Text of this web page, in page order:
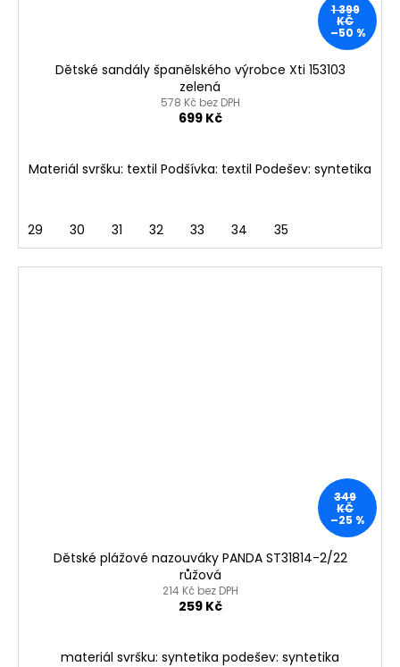
1 399
KČ
–50 %
Dětské sandály španělského výrobce Xti 153103
zelená
578 Kč bez DPH
699 Kč
Materiál svršku: textil Podšívka: textil Podešev: syntetika
29 30 31 32 33 34 35
349
KČ
–25 %
Dětské plážové nazouváky PANDA ST31814-2/22
růžová
214 Kč bez DPH
259 Kč
materiál svršku: syntetika podešev: syntetika